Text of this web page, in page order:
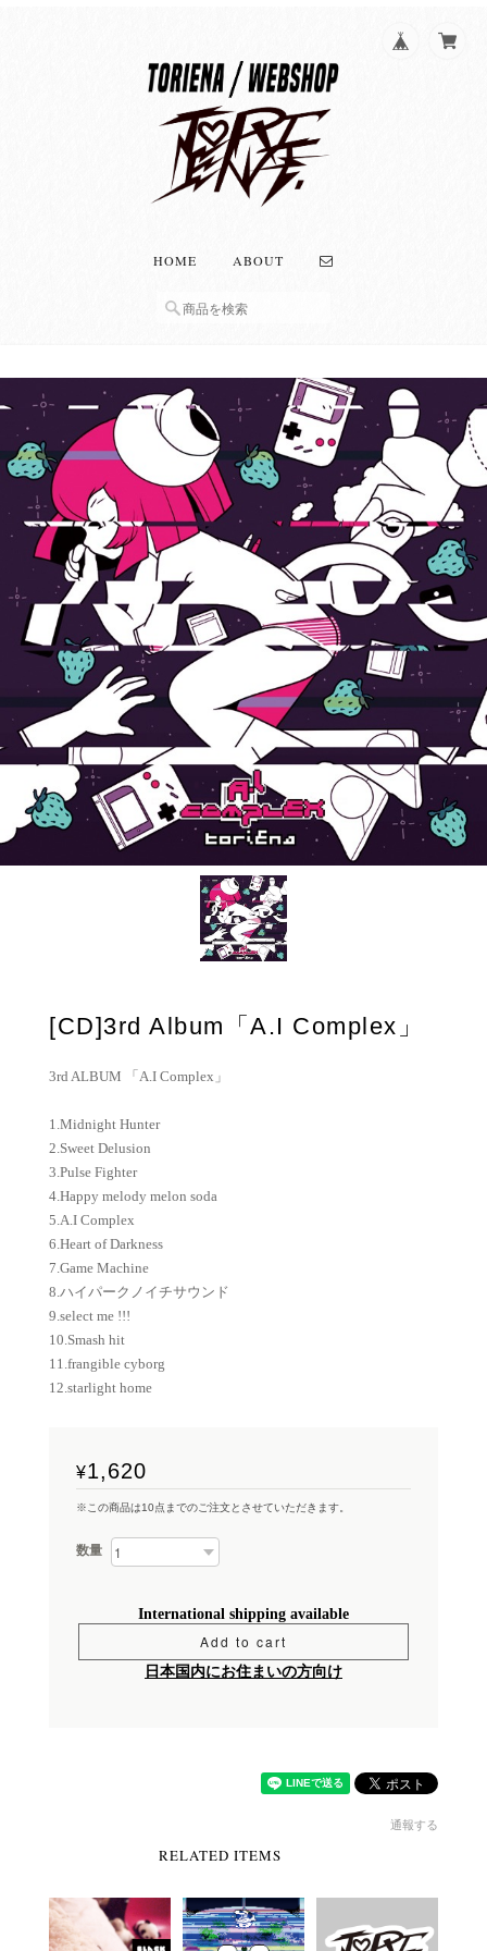
HOME ABOUT
[CD]3rd Album「A.I Complex」
3rd ALBUM 「A.I Complex」
1.Midnight Hunter
2.Sweet Delusion
3.Pulse Fighter
4.Happy melody melon soda
5.A.I Complex
6.Heart of Darkness
7.Game Machine
8.ハイパークノイチサウンド
9.select me !!!
10.Smash hit
11.frangible cyborg
12.starlight home
¥1,620
※この商品は10点までのご注文とさせていただきます。
数量
International shipping available
Add to cart
日本国内にお住まいの方向け
通報する
RELATED ITEMS